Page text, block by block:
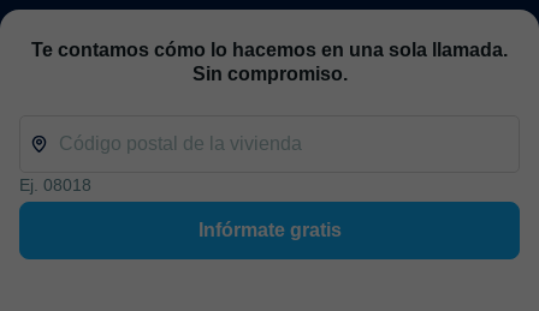
Te contamos cómo lo hacemos en una sola llamada.
Sin compromiso.
Ej. 08018
Infórmate gratis